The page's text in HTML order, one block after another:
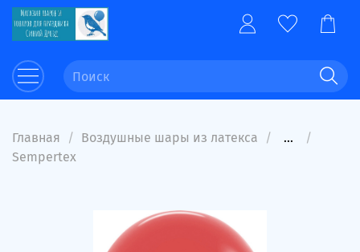
Главная Воздушные шары из латекса
...
Sempertex